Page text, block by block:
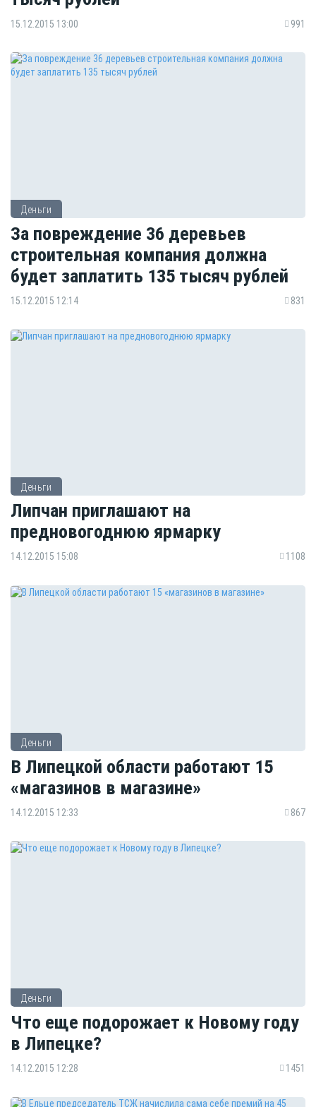
15.12.2015 13:00 991
Деньги
За повреждение 36 деревьев
строительная компания должна
будет заплатить 135 тысяч рублей
15.12.2015 12:14 831
Деньги
Липчан приглашают на
предновогоднюю ярмарку
14.12.2015 15:08 1108
Деньги
В Липецкой области работают 15
«магазинов в магазине»
14.12.2015 12:33 867
Деньги
Что еще подорожает к Новому году
в Липецке?
14.12.2015 12:28 1451